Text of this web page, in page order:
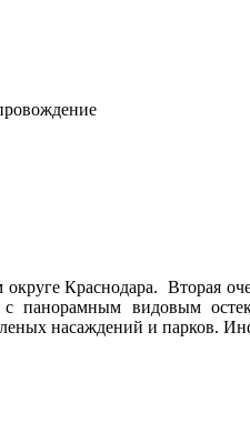
Краснодара. Вторая
панорамным видовым
насаждений и парков.